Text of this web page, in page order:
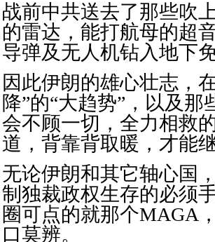
战前中共送去了那些吹
的雷达，能打航母的超
导弹及无人机钻入地下
因此伊朗的雄心壮志，
降”的“大趋势”，以及
会不顾一切，全力相救
道，背靠背取暖，才能
无论伊朗和其它轴心国
制独裁政权生存的必须
圈可点的就那个MAGA
口莫辨。